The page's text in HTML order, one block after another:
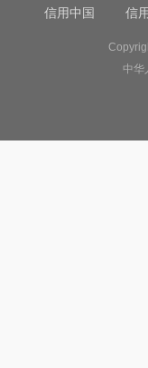
信用中国 信
中华